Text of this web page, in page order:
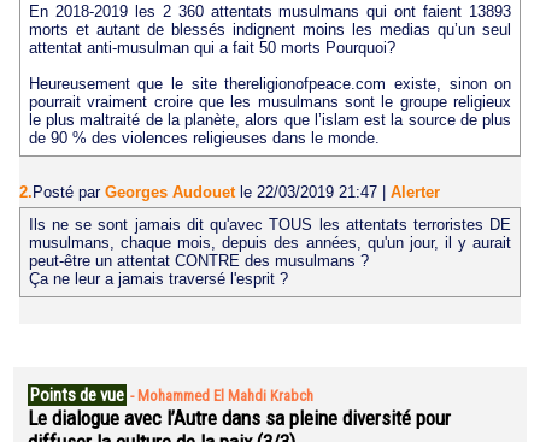
En 2018-2019 les 2 360 attentats musulmans qui ont faient 13893
morts et autant de blessés indignent moins les medias qu’un seul
attentat anti-musulman qui a fait 50 morts Pourquoi?
Heureusement que le site thereligionofpeace.com existe, sinon on
pourrait vraiment croire que les musulmans sont le groupe religieux
le plus maltraité de la planète, alors que l’islam est la source de plus
de 90 % des violences religieuses dans le monde.
2.Posté par Georges Audouet le 22/03/2019 21:47 | Alerter
Ils ne se sont jamais dit qu'avec TOUS les attentats terroristes DE
musulmans, chaque mois, depuis des années, qu'un jour, il y aurait
peut-être un attentat CONTRE des musulmans ?
Ça ne leur a jamais traversé l'esprit ?
Points de vue - Mohammed El Mahdi Krabch
Le dialogue avec l’Autre dans sa pleine diversité pour